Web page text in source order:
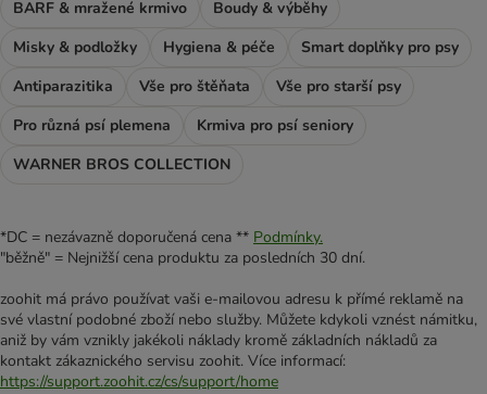
BARF & mražené krmivo
Boudy & výběhy
Misky & podložky
Hygiena & péče
Smart doplňky pro psy
Antiparazitika
Vše pro štěňata
Vše pro starší psy
Pro různá psí plemena
Krmiva pro psí seniory
WARNER BROS COLLECTION
*DC = nezávazně doporučená cena ** Podmínky.
"běžně" = Nejnižší cena produktu za posledních 30 dní.
zoohit má právo používat vaši e-mailovou adresu k přímé reklamě na
své vlastní podobné zboží nebo služby. Můžete kdykoli vznést námitku,
aniž by vám vznikly jakékoli náklady kromě základních nákladů za
kontakt zákaznického servisu zoohit. Více informací:
https://support.zoohit.cz/cs/support/home